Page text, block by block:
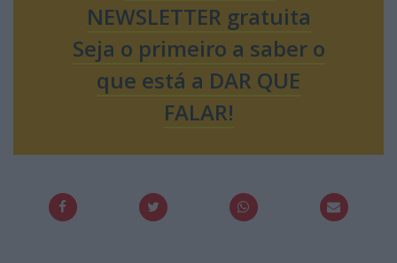
NEWSLETTER gratuita
Seja o primeiro a saber o
que está a DAR QUE
FALAR!